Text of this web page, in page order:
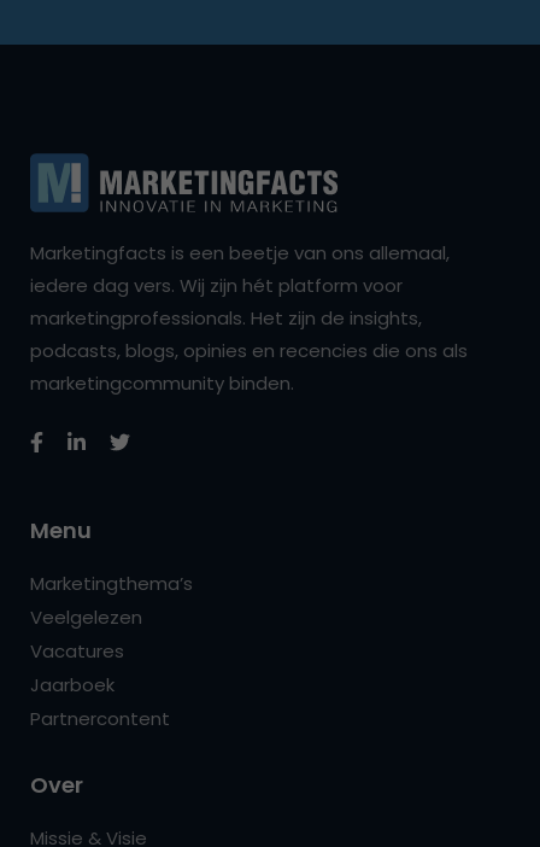
Marketingfacts is een beetje van ons allemaal,
iedere dag vers. Wij zijn hét platform voor
marketingprofessionals. Het zijn de insights,
podcasts, blogs, opinies en recencies die ons als
marketingcommunity binden.
Menu
Marketingthema’s
Veelgelezen
Vacatures
Jaarboek
Partnercontent
Over
Missie & Visie